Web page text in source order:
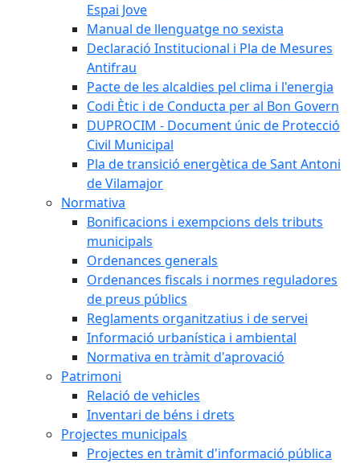
Espai Jove
Manual de llenguatge no sexista
Declaració Institucional i Pla de Mesures
Antifrau
Pacte de les alcaldies pel clima i l'energia
Codi Ètic i de Conducta per al Bon Govern
DUPROCIM - Document únic de Protecció
Civil Municipal
Pla de transició energètica de Sant Antoni
de Vilamajor
Normativa
Bonificacions i exempcions dels tributs
municipals
Ordenances generals
Ordenances fiscals i normes reguladores
de preus públics
Reglaments organitzatius i de servei
Informació urbanística i ambiental
Normativa en tràmit d'aprovació
Patrimoni
Relació de vehicles
Inventari de béns i drets
Projectes municipals
Projectes en tràmit d'informació pública